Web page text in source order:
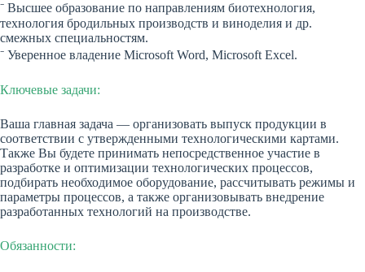
⁻ Высшее образование по направлениям биотехнология,
технология бродильных производств и виноделия и др.
смежных специальностям.
⁻ Уверенное владение Microsoft Word, Microsoft Excel.
Ключевые задачи:
Ваша главная задача — организовать выпуск продукции в
соответствии с утвержденными технологическими картами.
Также Вы будете принимать непосредственное участие в
разработке и оптимизации технологических процессов,
подбирать необходимое оборудование, рассчитывать режимы и
параметры процессов, а также организовывать внедрение
разработанных технологий на производстве.
Обязанности: